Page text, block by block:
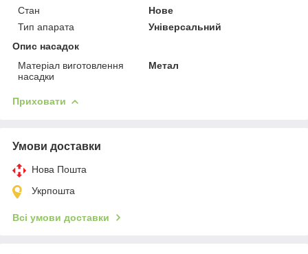
Стан
Нове
Тип апарата
Універсальний
Опис насадок
Матеріал виготовлення
насадки
Метал
Приховати
Умови доставки
Нова Пошта
Укрпошта
Всі умови доставки